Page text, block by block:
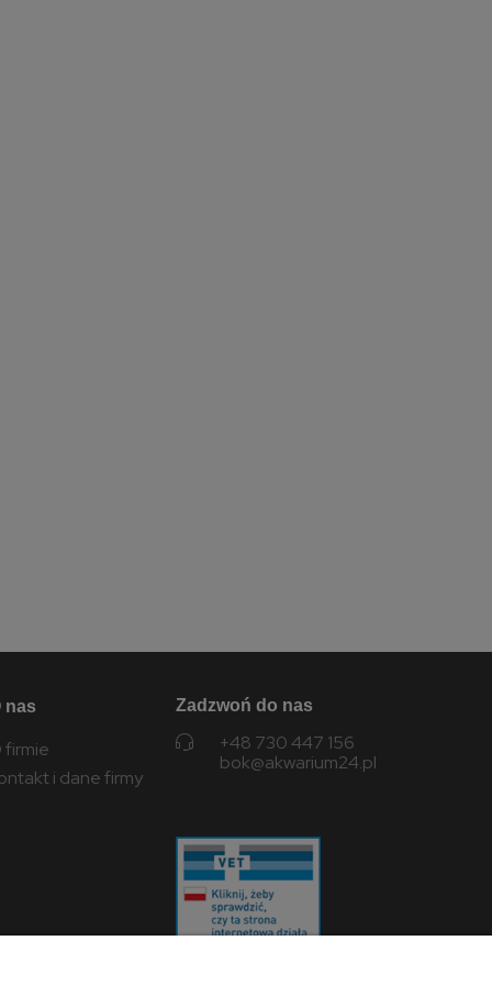
nas
firmie
i dane firmy
Zadzwoń do nas
+48 730 447 156
bok@akwarium24.pl